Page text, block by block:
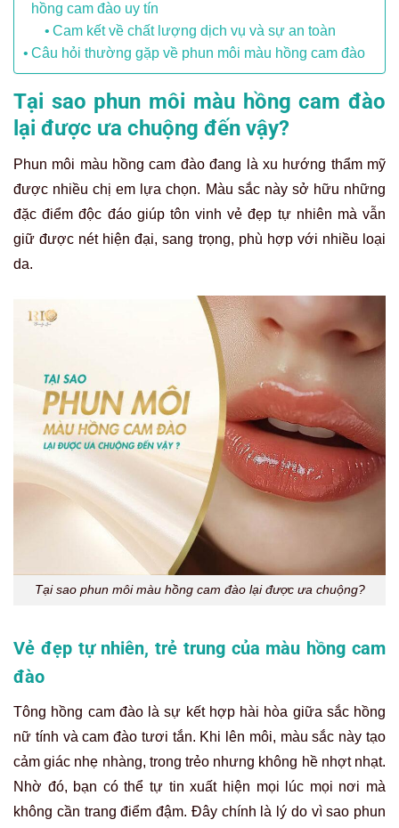
hồng cam đào uy tín
Cam kết về chất lượng dịch vụ và sự an toàn
Câu hỏi thường gặp về phun môi màu hồng cam đào
Tại sao phun môi màu hồng cam đào
lại được ưa chuộng đến vậy?
Phun môi màu hồng cam đào đang là xu hướng thẩm mỹ
được nhiều chị em lựa chọn. Màu sắc này sở hữu những
đặc điểm độc đáo giúp tôn vinh vẻ đẹp tự nhiên mà vẫn
giữ được nét hiện đại, sang trọng, phù hợp với nhiều loại
da.
Tại sao phun môi màu hồng cam đào lại được ưa chuộng?
Vẻ đẹp tự nhiên, trẻ trung của màu hồng cam
đào
Tông hồng cam đào là sự kết hợp hài hòa giữa sắc hồng
nữ tính và cam đào tươi tắn. Khi lên môi, màu sắc này tạo
cảm giác nhẹ nhàng, trong trẻo nhưng không hề nhợt nhạt.
Nhờ đó, bạn có thể tự tin xuất hiện mọi lúc mọi nơi mà
không cần trang điểm đậm. Đây chính là lý do vì sao phun